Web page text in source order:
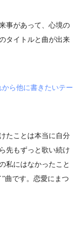
事があって、心境の
タイトルと曲が出来
ら他に書きたいテー
たことは本当に自分
先もずっと歌い続け
私にはなかったこと
曲です。恋愛にまつ